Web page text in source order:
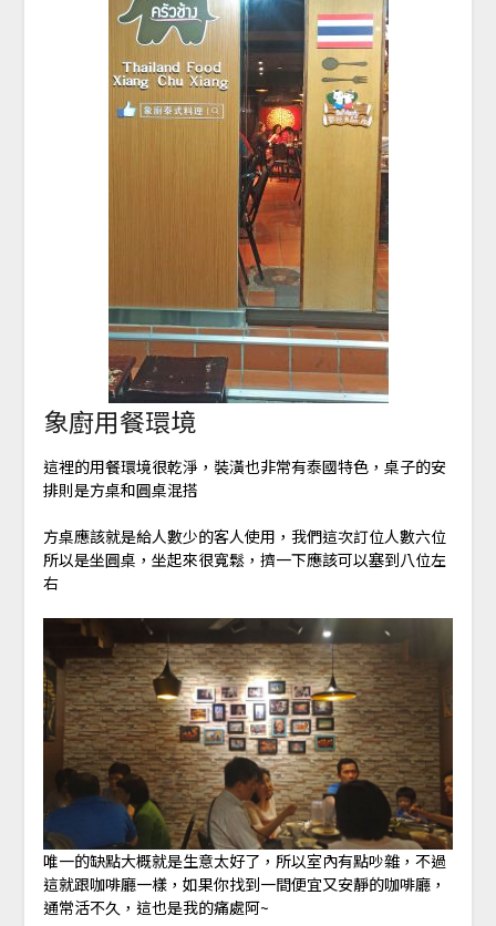
象廚用餐環境
這裡的用餐環境很乾淨，裝潢也非常有泰國特色，桌子的安
排則是方桌和圓桌混搭
方桌應該就是給人數少的客人使用，我們這次訂位人數六位
所以是坐圓桌，坐起來很寬鬆，擠一下應該可以塞到八位左
右
唯一的缺點大概就是生意太好了，所以室內有點吵雜，不過
這就跟咖啡廳一樣，如果你找到一間便宜又安靜的咖啡廳，
通常活不久，這也是我的痛處阿~